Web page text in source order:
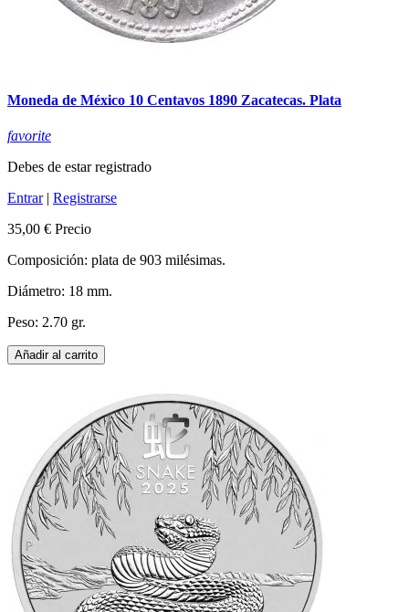
Moneda de México 10 Centavos 1890 Zacatecas. Plata
favorite
Debes de estar registrado
Entrar| Registrarse
35,00 € Precio
Composición: plata de 903 milésimas.
Diámetro: 18 mm.
Peso: 2.70 gr.
Añadir al carrito